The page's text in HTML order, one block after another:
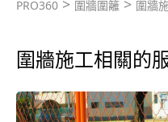
PRO360 > 圍牆圍籬 > 圍牆
圍牆施工相關的